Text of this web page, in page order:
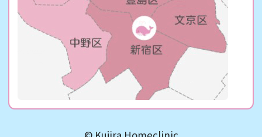
2020年10月より当院でも新型コロナウイルス
のPCR検査、抗原検査、抗体検査が受けられ
るようになりました。
くじら在宅クリニックにかかりつけの患者さ
ま（訪問診療の契約をされている方のみ）が
対象となります。
発熱時はインフルエンザ検査も同時に行って